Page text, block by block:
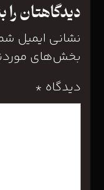
دیدگاهتان را
نشانی ایمیل
بخش‌های
دیدگاه *